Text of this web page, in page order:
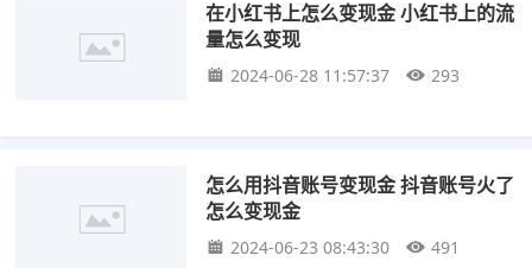
在小红书上怎么变现金 小红书上的流
量怎么变现
2024-06-28 11:57:37 293
怎么用抖音账号变现金 抖音账号火了
怎么变现金
2024-06-23 08:43:30 491